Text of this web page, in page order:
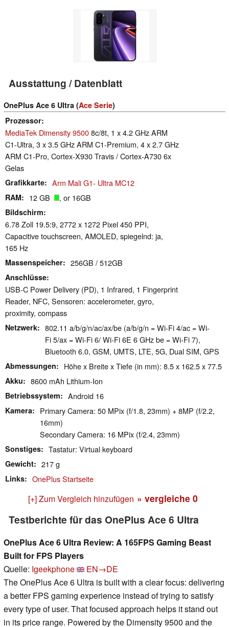
Ausstattung / Datenblatt
OnePlus Ace 6 Ultra (Ace Serie)
Prozessor
MediaTek Dimensity 95008c/8t, 1 x 4.2 GHz ARM
C1-Ultra, 3 x 3.5 GHz ARM C1-Premium, 4 x 2.7 GHz
ARM C1-Pro, Cortex-X930 Travis / Cortex-A730 6x
Gelas
Grafikkarte Arm Mali G1- Ultra MC12
RAM 12 GB , or 16GB
Bildschirm
6.78 Zoll 19.5:9, 2772 x 1272 Pixel 450 PPI,
Capacitive touchscreen, AMOLED, spiegelnd: ja,
165 Hz
Massenspeicher 256GB / 512GB
Anschlüsse
USB-C Power Delivery (PD), 1 Infrared, 1 Fingerprint
Reader, NFC, Sensoren: accelerometer, gyro,
proximity, compass
Netzwerk
802.11 a/​b/​g/​n/​ac/​ax/​be (a/b/g/n = Wi-Fi 4/ac = Wi-
Fi 5/ax = Wi-Fi 6/ Wi-Fi 6E 6 GHz be = Wi-Fi 7),
Bluetooth 6.0, GSM, UMTS, LTE, 5G, Dual SIM, GPS
Abmessungen Höhe x Breite x Tiefe (in mm): 8.5 x 162.5 x 77.5
Akku 8600 mAh Lithium-Ion
Betriebssystem Android 16
Kamera
Primary Camera: 50 MPix (f/1.8, 23mm) + 8MP (f/2.2,
16mm)
Secondary Camera: 16 MPix (f/2.4, 23mm)
Sonstiges Tastatur: Virtual keyboard
Gewicht 217 g
Links OnePlus Startseite
[+] Zum Vergleich hinzufügen » vergleiche 0
Testberichte für das OnePlus Ace 6 Ultra
OnePlus Ace 6 Ultra Review: A 165FPS Gaming Beast
Built for FPS Players
Quelle: Igeekphone
EN→DE
The OnePlus Ace 6 Ultra is built with a clear focus: delivering
a better FPS gaming experience instead of trying to satisfy
every type of user. That focused approach helps it stand out
in its price range. Powered by the Dimensity 9500 and the